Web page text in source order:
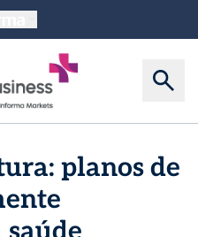
planos de